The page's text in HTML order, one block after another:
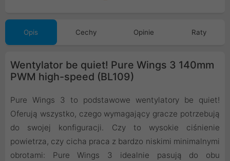
Opis Cechy Opinie Raty
Wentylator be quiet! Pure Wings 3 140mm
PWM high-speed (BL109)
Pure Wings 3 to podstawowe wentylatory be quiet!
Oferują wszystko, czego wymagający gracze potrzebują
do swojej konfiguracji. Czy to wysokie ciśnienie
powietrza, czy cicha praca z bardzo niskimi minimalnymi
obrotami: Pure Wings 3 idealnie pasują do obu